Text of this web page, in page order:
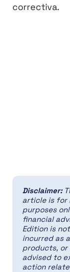
correctiva.
Disclaimer:
article is for
purposes
financial
Edition is
incurred as
products, or
advised to
action